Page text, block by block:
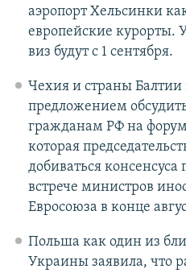
аэропорт Хельсинки
европейские курорты.
виз будут с 1 сентября.
Чехия и страны Балтии
предложением
гражданам РФ на
которая
добиваться консенсуса
встрече министров
Евросоюза в конце
Польша как один из
Украины заявила, что